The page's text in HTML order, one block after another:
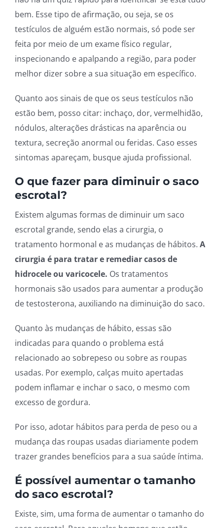
bem. Esse tipo de afirmação, ou seja, se os
testículos de alguém estão normais, só pode ser
feita por meio de um exame físico regular,
inspecionando e apalpando a região, para poder
melhor dizer sobre a sua situação em específico.
Quanto aos sinais de que os seus testículos não
estão bem, posso citar: inchaço, dor, vermelhidão,
nódulos, alterações drásticas na aparência ou
textura, secreção anormal ou feridas. Caso esses
sintomas apareçam, busque ajuda profissional.
O que fazer para diminuir o saco
escrotal?
Existem algumas formas de diminuir um saco
escrotal grande, sendo elas a cirurgia, o
tratamento hormonal e as mudanças de hábitos. A
cirurgia é para tratar e remediar casos de
hidrocele ou varicocele. Os tratamentos
hormonais são usados para aumentar a produção
de testosterona, auxiliando na diminuição do saco.
Quanto às mudanças de hábito, essas são
indicadas para quando o problema está
relacionado ao sobrepeso ou sobre as roupas
usadas. Por exemplo, calças muito apertadas
podem inflamar e inchar o saco, o mesmo com
excesso de gordura.
Por isso, adotar hábitos para perda de peso ou a
mudança das roupas usadas diariamente podem
trazer grandes benefícios para a sua saúde íntima.
É possível aumentar o tamanho
do saco escrotal?
Existe, sim, uma forma de aumentar o tamanho do